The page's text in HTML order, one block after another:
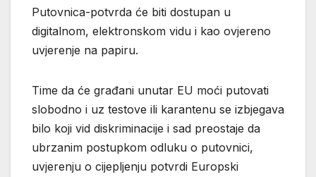
Putovnica-potvrda će biti dostupan u
digitalnom, elektronskom vidu i kao ovjereno
uvjerenje na papiru.
Time da će građani unutar EU moći putovati
slobodno i uz testove ili karantenu se izbjegava
bilo koji vid diskriminacije i sad preostaje da
ubrzanim postupkom odluku o putovnici,
uvjerenju o cijepljenju potvrdi Europski